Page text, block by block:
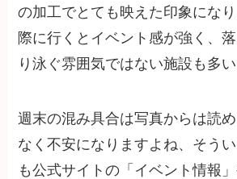
の加工でとても映えた印象にな
際に行くとイベント感が強く、
り泳ぐ雰囲気ではない施設も多い
週末の混み具合は写真からは読
なく不安になりますよね、そう
も公式サイトの「イベント情報」